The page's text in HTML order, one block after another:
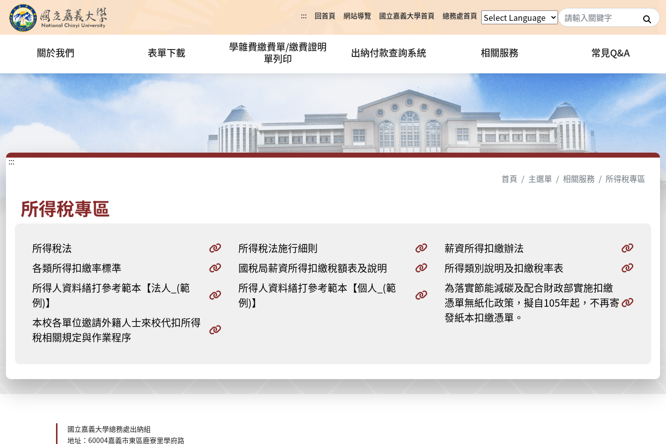
::: 回首頁 網站導覽 國立嘉義大學首頁 總務處首頁 搜尋
關於我們 表單下載
學雜費繳費單/繳費證明
單列印
出納付款查詢系統 相關服務 常見Q&A
:::
首頁
主選單 相關服務 所得稅專區
所得稅專區
所得稅法
各類所得扣繳率標準
所得人資料繕打參考範本【法人_(範
例)】
本校各單位邀請外籍人士來校代扣所得
稅相關規定與作業程序
所得稅法施行細則
國稅局薪資所得扣繳稅額表及說明
所得人資料繕打參考範本【個人_(範
例)】
薪資所得扣繳辦法
所得類別說明及扣繳稅率表
為落實節能減碳及配合財政部實施扣繳
憑單無紙化政策，擬自105年起，不再寄
發紙本扣繳憑單。
國立嘉義大學總務處出納組
地址：60004嘉義市東區鹿寮里學府路